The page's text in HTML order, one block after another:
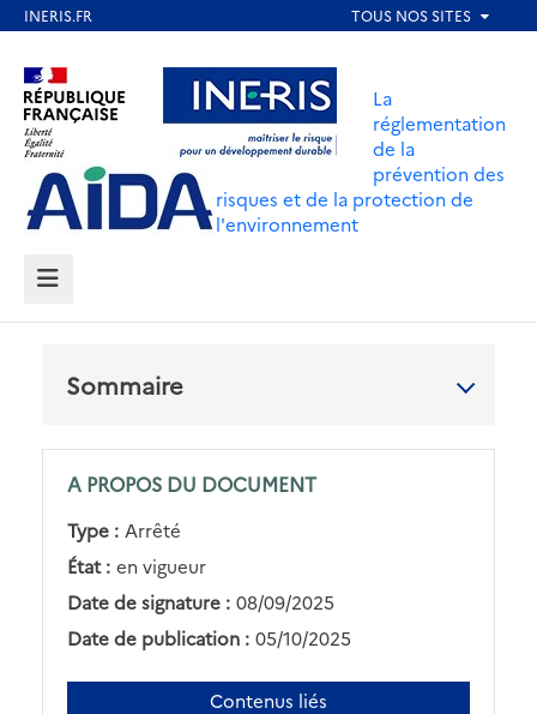
contenu
principal
Aller au contenu Aller au menu
Aller au pied de page
La
réglementation
de la
prévention des
risques et de la protection de
l'environnement
MENU
A PROPOS DU DOCUMENT
Type : Arrêté
État : en vigueur
Date de signature : 08/09/2025
Date de publication : 05/10/2025
Contenus liés
Sommaire